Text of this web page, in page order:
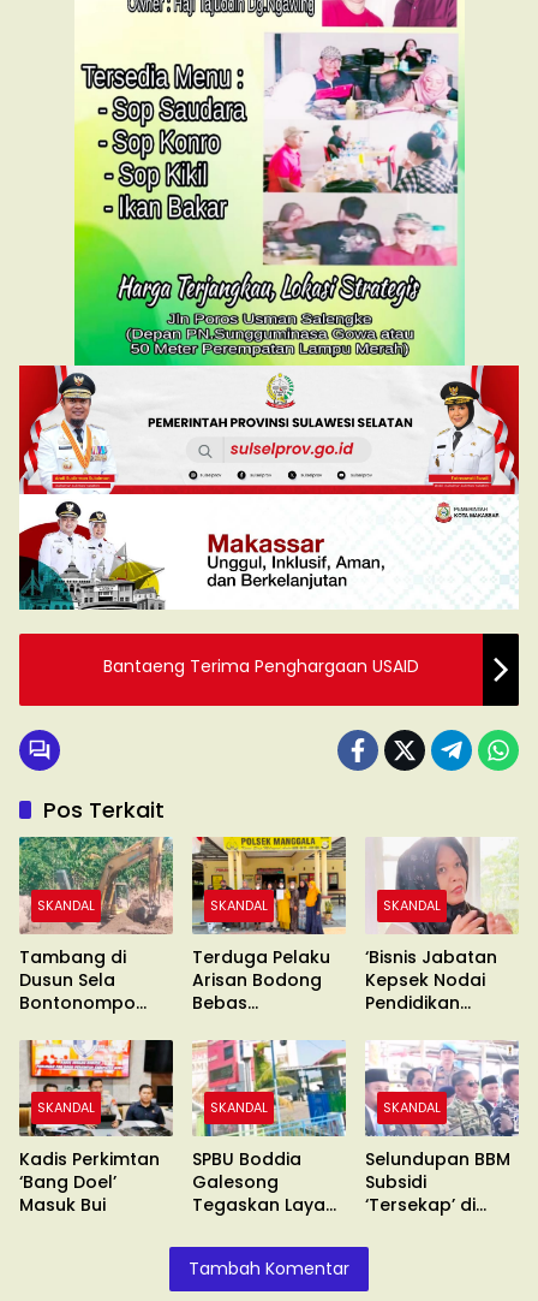
Bantaeng Terima Penghargaan USAID
Pos Terkait
SKANDAL
Tambang di
Dusun Sela
Bontonompo
SKANDAL
Terduga Pelaku
Arisan Bodong
Bebas
SKANDAL
‘Bisnis Jabatan
Kepsek Nodai
Pendidikan
SKANDAL
Kadis Perkimtan
‘Bang Doel’
Masuk Bui
SKANDAL
SPBU Boddia
Galesong
Tegaskan Layani
SKANDAL
Selundupan BBM
Subsidi
‘Tersekap’ di
Tambah Komentar